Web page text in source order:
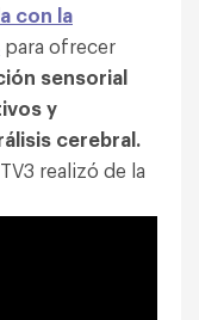
con la
para ofrecer
sensorial
y
cerebral.
realizó de la